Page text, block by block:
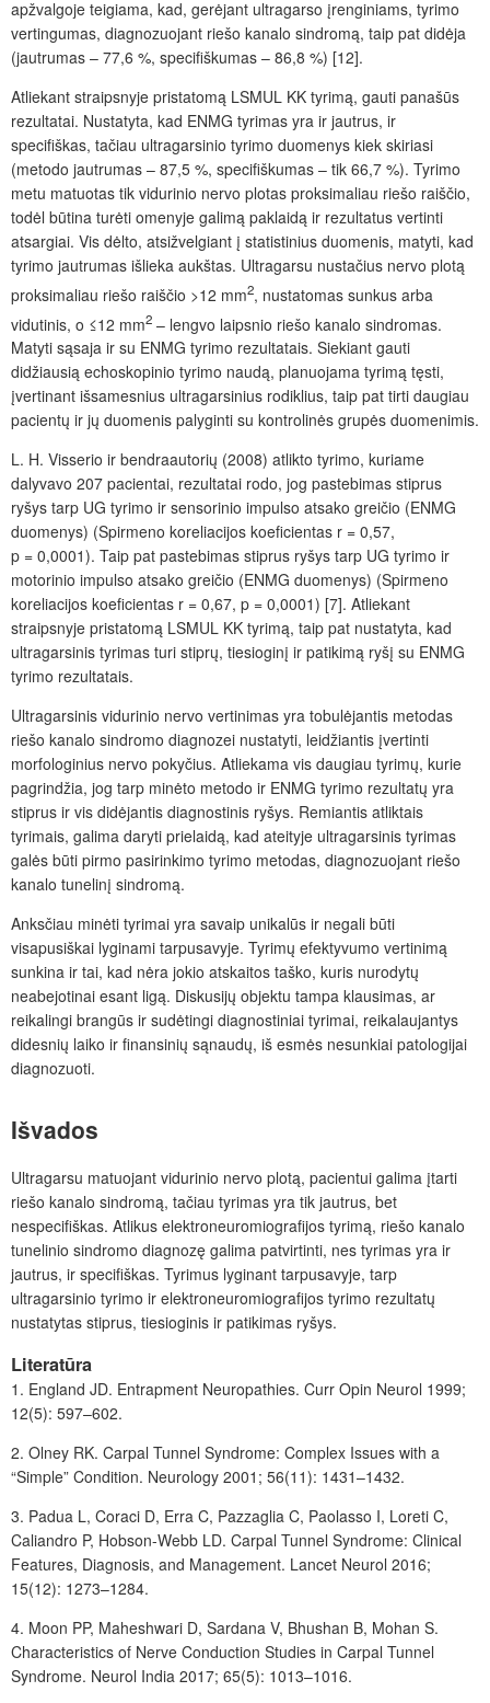
apžvalgoje teigiama, kad, gerėjant ultragarso įrenginiams, tyrimo
vertingumas, diagnozuojant riešo kanalo sindromą, taip pat didėja
(jautrumas – 77,6 %, specifiškumas – 86,8 %) [12].
Atliekant straipsnyje pristatomą LSMUL KK tyrimą, gauti panašūs
rezultatai. Nustatyta, kad ENMG tyrimas yra ir jautrus, ir
specifiškas, tačiau ultragarsinio tyrimo duomenys kiek skiriasi
(metodo jautrumas – 87,5 %, specifiškumas – tik 66,7 %). Tyrimo
metu matuotas tik vidurinio nervo plotas proksimaliau riešo raiščio,
todėl būtina turėti omenyje galimą paklaidą ir rezultatus vertinti
atsargiai. Vis dėlto, atsižvelgiant į statistinius duomenis, matyti, kad
tyrimo jautrumas išlieka aukštas. Ultragarsu nustačius nervo plotą
proksimaliau riešo raiščio >12 mm2, nustatomas sunkus arba
vidutinis, o ≤12 mm2 – lengvo laipsnio riešo kanalo sindromas.
Matyti sąsaja ir su ENMG tyrimo rezultatais. Siekiant gauti
didžiausią echoskopinio tyrimo naudą, planuojama tyrimą tęsti,
įvertinant išsamesnius ultragarsinius rodiklius, taip pat tirti daugiau
pacientų ir jų duomenis palyginti su kontrolinės grupės duomenimis.
L. H. Visserio ir bendraautorių (2008) atlikto tyrimo, kuriame
dalyvavo 207 pacientai, rezultatai rodo, jog pastebimas stiprus
ryšys tarp UG tyrimo ir sensorinio impulso atsako greičio (ENMG
duomenys) (Spirmeno koreliacijos koeficientas r = 0,57,
p = 0,0001). Taip pat pastebimas stiprus ryšys tarp UG tyrimo ir
motorinio impulso atsako greičio (ENMG duomenys) (Spirmeno
koreliacijos koeficientas r = 0,67, p = 0,0001) [7]. Atliekant
straipsnyje pristatomą LSMUL KK tyrimą, taip pat nustatyta, kad
ultragarsinis tyrimas turi stiprų, tiesioginį ir patikimą ryšį su ENMG
tyrimo rezultatais.
Ultragarsinis vidurinio nervo vertinimas yra tobulėjantis metodas
riešo kanalo sindromo diagnozei nus­tatyti, leidžiantis įvertinti
morfologinius nervo pokyčius. Atliekama vis daugiau tyrimų, kurie
pagrindžia, jog tarp minėto metodo ir ENMG tyrimo rezultatų yra
stiprus ir vis didėjantis diagnostinis ryšys. Remiantis atliktais
tyrimais, galima daryti prielaidą, kad ateityje ultragarsinis tyrimas
galės būti pirmo pasirinkimo tyrimo metodas, diagnozuojant riešo
kanalo tunelinį sindromą.
Anksčiau minėti tyrimai yra savaip unikalūs ir negali būti
visapusiškai lyginami tarpusavyje. Tyrimų efektyvumo vertinimą
sunkina ir tai, kad nėra jokio atskaitos taško, kuris nurodytų
neabejotinai esant ligą. Diskusijų objektu tampa klausimas, ar
reikalingi brangūs ir sudėtingi diagnostiniai tyrimai, reikalaujantys
didesnių laiko ir finansinių sąnaudų, iš esmės nesunkiai patologijai
diagnozuoti.
Išvados
Ultragarsu matuojant vidurinio nervo plotą, pacientui galima įtarti
riešo kanalo sindromą, tačiau tyrimas yra tik jautrus, bet
nespecifiškas. Atlikus elektroneuromiografijos tyrimą, riešo kanalo
tunelinio sindromo diagnozę galima patvirtinti, nes tyrimas yra ir
jautrus, ir specifiškas. Tyrimus lyginant tarpusavyje, tarp
ultragarsinio tyrimo ir elektroneuromiografijos tyrimo rezultatų
nustatytas stiprus, tiesioginis ir patikimas ryšys.
Literatūra
1. England JD. Entrapment Neuropathies. Curr Opin Neurol 1999;
12(5): 597–602.
2. Olney RK. Carpal Tunnel Syndrome: Complex Issues with a
“Simple” Condition. Neurology 2001; 56(11): 1431–1432.
3. Padua L, Coraci D, Erra C, Pazzaglia C, Paolasso I, Loreti C,
Caliandro P, Hobson-Webb LD. Carpal Tunnel Syndrome: Clinical
Features, Diagnosis, and Management. Lancet Neurol 2016;
15(12): 1273–1284.
4. Moon PP, Maheshwari D, Sardana V, Bhushan B, Mohan S.
Characteristics of Nerve Conduction Studies in Carpal Tunnel
Syndrome. Neurol India 2017; 65(5): 1013–1016.